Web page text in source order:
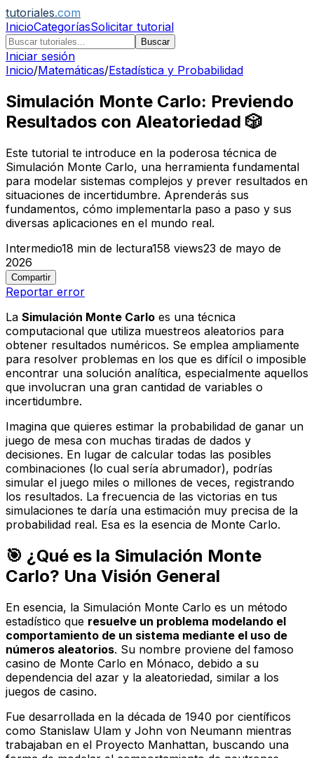
tutoriales.com
InicioCategoríasSolicitar tutorial
Buscar
Iniciar sesión
Inicio/Matemáticas/Estadística y Probabilidad
Simulación Monte Carlo: Previendo
Resultados con Aleatoriedad 🎲
Este tutorial te introduce en la poderosa técnica de
Simulación Monte Carlo, una herramienta fundamental
para modelar sistemas complejos y prever resultados en
situaciones de incertidumbre. Aprenderás sus
fundamentos, cómo implementarla paso a paso y sus
diversas aplicaciones en el mundo real.
Intermedio18 min de lectura158 views23 de mayo de
2026
Compartir
Reportar error
La Simulación Monte Carlo es una técnica
computacional que utiliza muestreos aleatorios para
obtener resultados numéricos. Se emplea ampliamente
para resolver problemas en los que es difícil o imposible
encontrar una solución analítica, especialmente aquellos
que involucran una gran cantidad de variables o
incertidumbre.
Imagina que quieres estimar la probabilidad de ganar un
juego de mesa con muchas tiradas de dados y
decisiones. En lugar de calcular todas las posibles
combinaciones (lo cual sería abrumador), podrías
simular el juego miles o millones de veces, registrando
los resultados. La frecuencia de las victorias en tus
simulaciones te daría una estimación muy precisa de la
probabilidad real. Esa es la esencia de Monte Carlo.
🎯 ¿Qué es la Simulación Monte
Carlo? Una Visión General
En esencia, la Simulación Monte Carlo es un método
estadístico que resuelve un problema modelando el
comportamiento de un sistema mediante el uso de
números aleatorios. Su nombre proviene del famoso
casino de Monte Carlo en Mónaco, debido a su
dependencia del azar y la aleatoriedad, similar a los
juegos de casino.
Fue desarrollada en la década de 1940 por científicos
como Stanislaw Ulam y John von Neumann mientras
trabajaban en el Proyecto Manhattan, buscando una